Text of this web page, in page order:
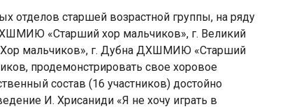
отделов старшей возрастной группы, на ряду
«Старший хор мальчиков», г. Великий
мальчиков», г. Дубна ДХШМИЮ «Старший
продемонстрировать свое хоровое
состав (16 участников) достойно
И. Хрисаниди «Я не хочу играть в